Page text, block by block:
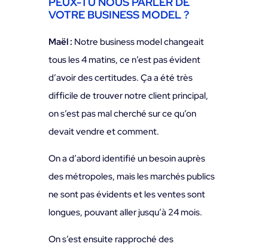
VOTRE BUSINESS MODEL ?
Maël : Notre business model changeait
tous les 4 matins, ce n’est pas évident
d’avoir des certitudes. Ça a été très
difficile de trouver notre client principal,
on s’est pas mal cherché sur ce qu’on
devait vendre et comment.
On a d’abord identifié un besoin auprès
des métropoles, mais les marchés publics
ne sont pas évidents et les ventes sont
longues, pouvant aller jusqu’à 24 mois.
On s’est ensuite rapproché des